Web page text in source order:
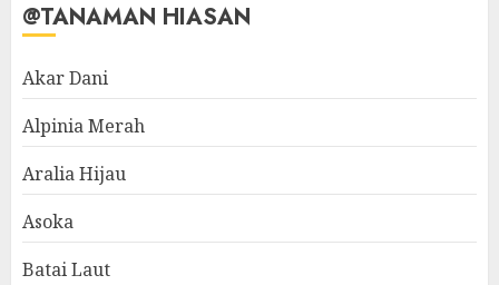
@TANAMAN HIASAN
Akar Dani
Alpinia Merah
Aralia Hijau
Asoka
Batai Laut